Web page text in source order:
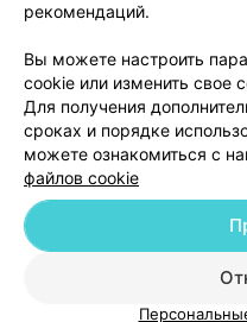
Обработка
© 2026 ООО «Артокс Лаб», УНП
Служба
рекомендаций.
Вы можете настроить
cookie или изменить свое
Для получения
сроках и порядке
можете ознакомиться с
файлов cookie